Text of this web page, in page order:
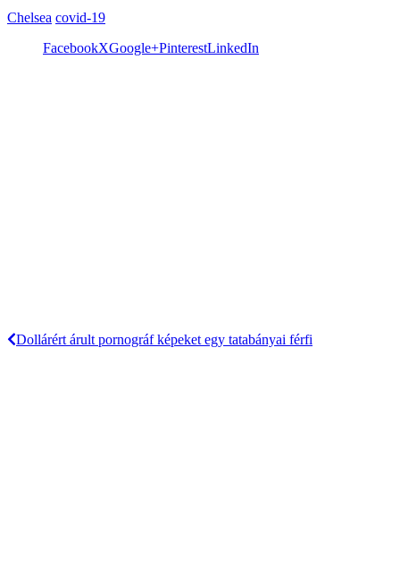
Chelsea covid-19
FacebookXGoogle+PinterestLinkedIn
Dollárért árult pornográf képeket egy tatabányai férfi